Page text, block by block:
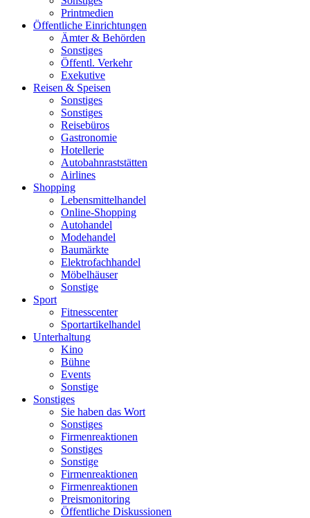
Printmedien
Öffentliche Einrichtungen
Ämter & Behörden
Sonstiges
Öffentl. Verkehr
Exekutive
Reisen & Speisen
Sonstiges
Sonstiges
Reisebüros
Gastronomie
Hotellerie
Autobahnraststätten
Airlines
Shopping
Lebensmittelhandel
Online-Shopping
Autohandel
Modehandel
Baumärkte
Elektrofachhandel
Möbelhäuser
Sonstige
Sport
Fitnesscenter
Sportartikelhandel
Unterhaltung
Kino
Bühne
Events
Sonstige
Sonstiges
Sie haben das Wort
Sonstiges
Firmenreaktionen
Sonstiges
Sonstige
Firmenreaktionen
Firmenreaktionen
Preismonitoring
Öffentliche Diskussionen